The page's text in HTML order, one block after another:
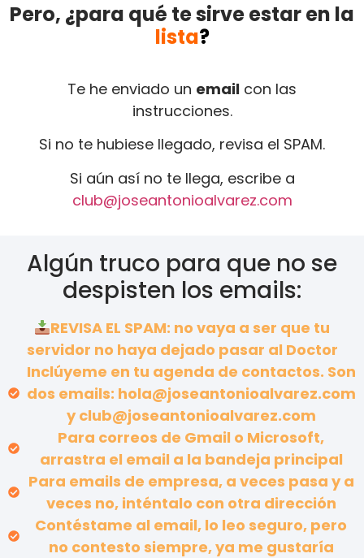
Pero, ¿para qué te sirve estar en la
lista?
Te he enviado un email con las
instrucciones.
Si no te hubiese llegado, revisa el SPAM.
Si aún así no te llega, escribe a
club@joseantonioalvarez.com
Algún truco para que no se
despisten los emails:
REVISA EL SPAM: no vaya a ser que tu
servidor no haya dejado pasar al Doctor
Inclúyeme en tu agenda de contactos. Son
dos emails: hola@joseantonioalvarez.com
y club@joseantonioalvarez.com
Para correos de Gmail o Microsoft,
arrastra el email a la bandeja principal
Para emails de empresa, a veces pasa y a
veces no, inténtalo con otra dirección
Contéstame al email, lo leo seguro, pero
no contesto siempre, ya me gustaría